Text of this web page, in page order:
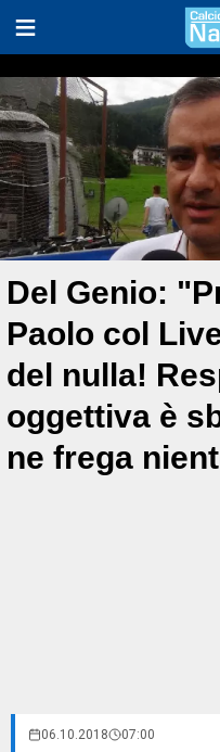
Del Genio:
Paolo col
del nulla!
oggettiva è
ne frega
06.10.2018 07:00